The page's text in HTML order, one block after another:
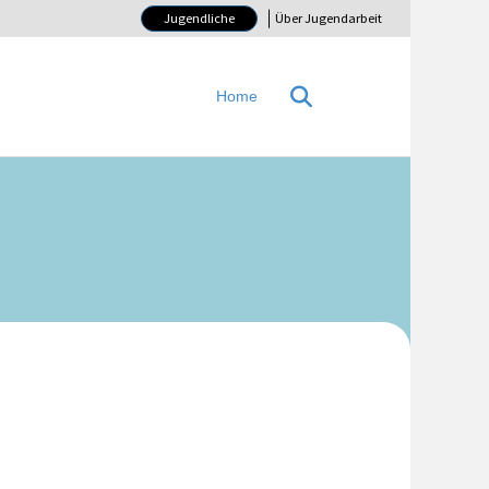
Jugendliche Über Jugendarbeit
Home